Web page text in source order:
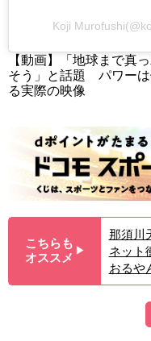
Koji
【動画】「地球まで真
そう」と話題 パワーは
る実際の映像
こちらも
オススメ ▶︎
那須川
ネット
おるや